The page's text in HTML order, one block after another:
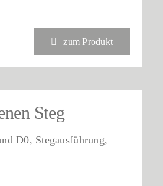
zum Produkt
Steg
D0, Stegausführung,